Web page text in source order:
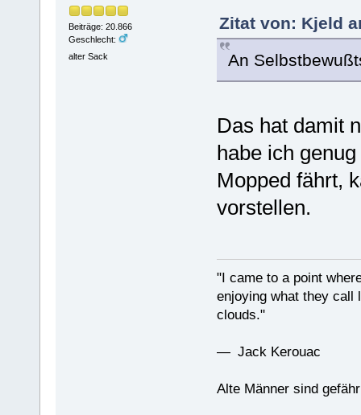
Beiträge: 20.866
Geschlecht:
alter Sack
Zitat von: Kjeld
An
Das hat damit
habe ich
Mopped fährt,
vorstellen.
"I came to a point
enjoying what they call
clouds."
— Jack Kerouac
Alte Männer sind